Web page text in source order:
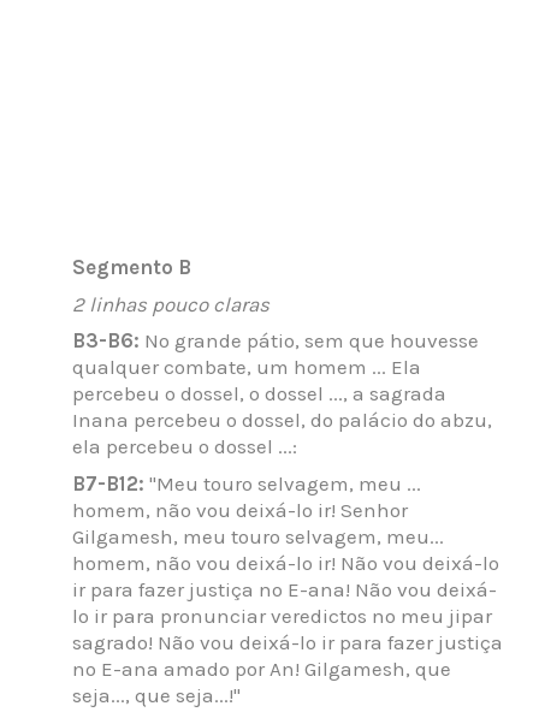
Segmento B
2 linhas pouco claras
B3-B6: No grande pátio, sem que houvesse
qualquer combate, um homem ... Ela
percebeu o dossel, o dossel ..., a sagrada
Inana percebeu o dossel, do palácio do abzu,
ela percebeu o dossel ...:
B7-B12: "Meu touro selvagem, meu ...
homem, não vou deixá-lo ir! Senhor
Gilgamesh, meu touro selvagem, meu...
homem, não vou deixá-lo ir! Não vou deixá-lo
ir para fazer justiça no E-ana! Não vou deixá-
lo ir para pronunciar veredictos no meu jipar
sagrado! Não vou deixá-lo ir para fazer justiça
no E-ana amado por An! Gilgamesh, que
seja..., que seja...!"